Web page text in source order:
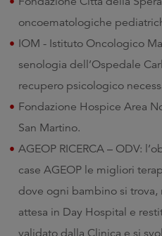
oncoematologiche
IOM - Istituto Oncologico
senologia dell’Ospedale
recupero psicologico
Fondazione Hospice Area
San Martino.
AGEOP RICERCA – ODV:
case AGEOP le migliori
dove ogni bambino si trova,
attesa in Day Hospital e
validato dalla Clinica e si